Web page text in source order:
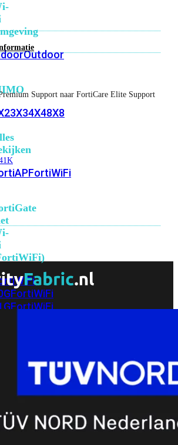
Outdoor
3X34X48X8
FortiWiFi
FortiWiFi
FortiWiFi
FortiWiFi
FortiWiFi
FortiWiFi
FortiWiFi
Support naar FortiCare Elite Support